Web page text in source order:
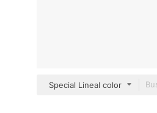
Special Lineal color